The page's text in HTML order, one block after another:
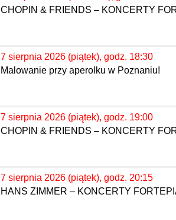
CHOPIN & FRIENDS – KONCERTY
7 sierpnia 2026 (piątek), godz. 18:30
Malowanie przy aperolku w Poznaniu!
7 sierpnia 2026 (piątek), godz. 19:00
CHOPIN & FRIENDS – KONCERTY
7 sierpnia 2026 (piątek), godz. 20:15
HANS ZIMMER – KONCERTY